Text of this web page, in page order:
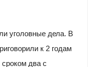
уголовные дела. В
к 2 годам
два с